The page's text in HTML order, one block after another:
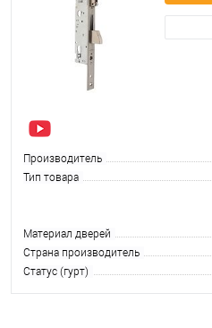
Производитель
Тип товара
Материал дверей
Страна производитель
Статус (гурт)